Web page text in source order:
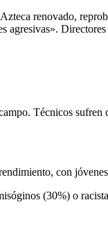
renovado,
Técnicos
con
(30%) o